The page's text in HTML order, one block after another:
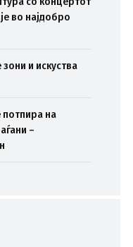
во најдобро
и искуства
потпира на
–